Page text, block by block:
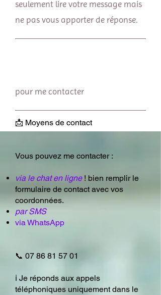
seulement lire votre message mais
ne pas vous apporter de réponse.
pour me contacter
📩 Moyens de contact
Vous pouvez me contacter :
via le chat en ligne! bien remplir le
formulaire de contact avec vos
coordonnées.
par SMS
via WhatsApp
📞 07 86 81 57 01
ℹ️ Je réponds aux appels
téléphoniques uniquement dans le